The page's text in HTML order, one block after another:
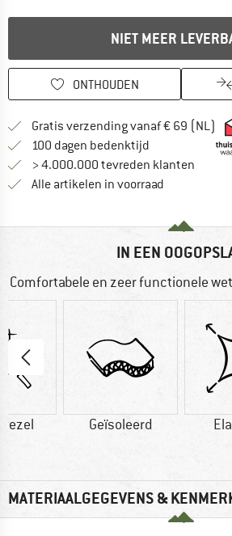
NIET MEER
ONTHOUDEN
Gratis verzending vanaf € 69 (NL)
100 dagen bedenktijd Vind de
> 4.000.000 tevreden klanten
Alle artikelen in voorraad
IN EEN
Comfortabele en zeer functionele
Geïsoleerd
MATERIAALGEGEVENS &